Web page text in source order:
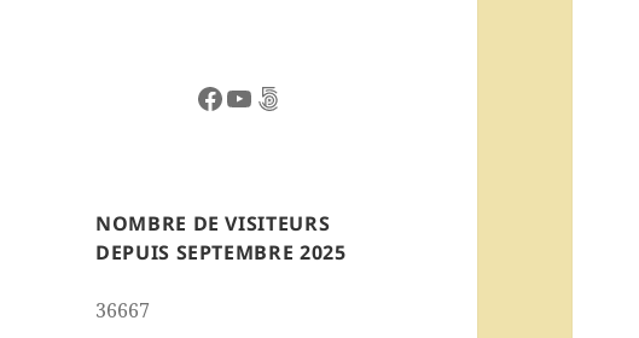
Facebook
YouTube
500px
NOMBRE DE VISITEURS
DEPUIS SEPTEMBRE 2025
36667